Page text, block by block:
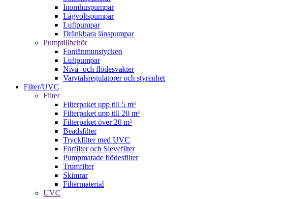
Inomhuspumpar
Lågvoltspumpar
Luftpumpar
Dränkbara länspumpar
Pumptillbehör
Fontänmunstycken
Luftpumpar
Nivå- och flödesvakter
Varvtalsregulatorer och styrenhet
Filter/UVC
Filter
Filterpaket upp till 5 m³
Filterpaket upp till 20 m³
Filterpaket över 20 m³
Beadsfilter
Tryckfilter med UVC
Förfilter och Sievefilter
Pumpmatade flödesfilter
Trumfilter
Skimrar
Filtermaterial
UVC